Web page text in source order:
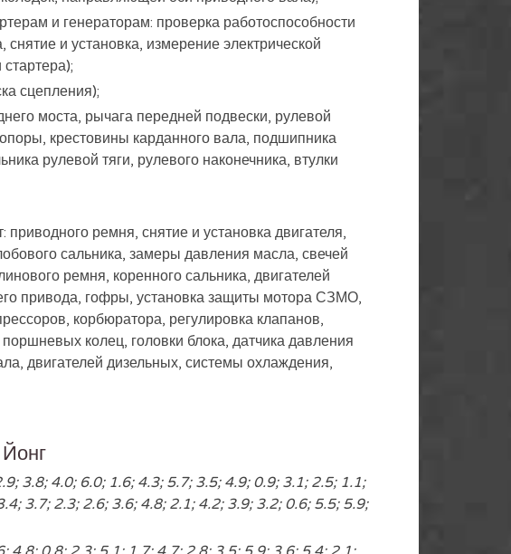
и генераторам: проверка работоспособности
и установка, измерение электрической
сцепления);
моста, рычага передней подвески, рулевой
крестовины карданного вала, подшипника
рулевой тяги, рулевого наконечника, втулки
ремня, снятие и установка двигателя,
сальника, замеры давления масла, свечей
ремня, коренного сальника, двигателей
привода, гофры, установка защиты мотора СЗМО,
корбюратора, регулировка клапанов,
колец, головки блока, датчика давления
двигателей дизельных, системы охлаждения,
3.8; 4.0; 6.0; 1.6; 4.3; 5.7; 3.5; 4.9; 0.9; 3.1; 2.5; 1.1;
3.7; 2.3; 2.6; 3.6; 4.8; 2.1; 4.2; 3.9; 3.2; 0.6; 5.5; 5.9;